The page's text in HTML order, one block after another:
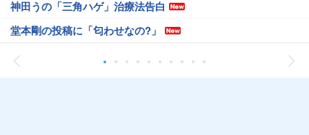
神田うの「三角ハゲ」治療法告白
堂本剛の投稿に「匂わせなの?」